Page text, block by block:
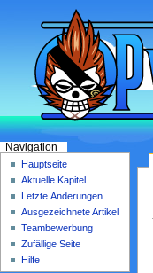
Navigation
Hauptseite
Aktuelle Kapitel
Letzte Änderungen
Ausgezeichnete Artikel
Teambewerbung
Zufällige Seite
Hilfe